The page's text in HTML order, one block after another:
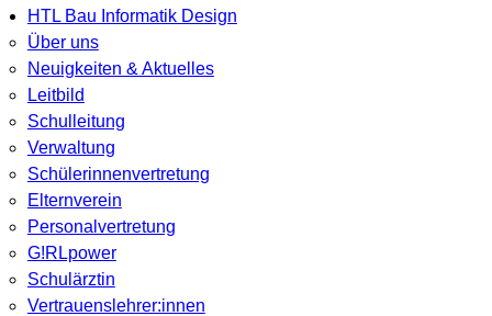
HTL Bau Informatik Design
Über uns
Neuigkeiten & Aktuelles
Leitbild
Schulleitung
Verwaltung
Schülerinnenvertretung
Elternverein
Personalvertretung
G!RLpower
Schulärztin
Vertrauenslehrer:innen